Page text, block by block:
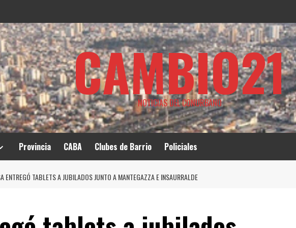
CAMBIO21
NOTICIAS DEL CONURBANO
Provincia CABA Clubes de Barrio Policiales
ENTREGÓ TABLETS A JUBILADOS JUNTO A MANTEGAZZA E INSAURRALDE